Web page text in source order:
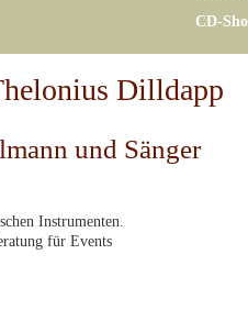
CD-
Dilldapp
und Sänger
Instrumenten.
für Events